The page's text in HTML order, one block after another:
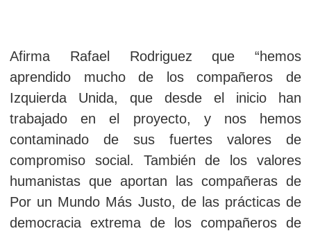
Afirma Rafael Rodriguez que “hemos
aprendido mucho de los compañeros de
Izquierda Unida, que desde el inicio han
trabajado en el proyecto, y nos hemos
contaminado de sus fuertes valores de
compromiso social. También de los valores
humanistas que aportan las compañeras de
Por un Mundo Más Justo, de las prácticas de
democracia extrema de los compañeros de